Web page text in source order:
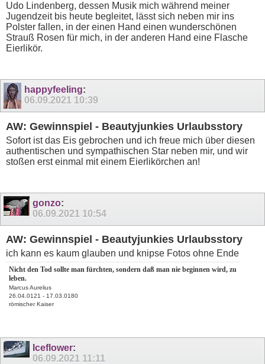
Udo Lindenberg, dessen Musik mich während meiner
Jugendzeit bis heute begleitet, lässt sich neben mir ins
Polster fallen, in der einen Hand einen wunderschönen
Strauß Rosen für mich, in der anderen Hand eine Flasche
Eierlikör.
happyfeeling:
06.09.2021 10:39
AW: Gewinnspiel - Beautyjunkies Urlaubsstory
Sofort ist das Eis gebrochen und ich freue mich über diesen
authentischen und sympathischen Star neben mir, und wir
stoßen erst einmal mit einem Eierlikörchen an!
gonzo:
06.09.2021 10:54
AW: Gewinnspiel - Beautyjunkies Urlaubsstory
ich kann es kaum glauben und knipse Fotos ohne Ende
Nicht den Tod sollte man fürchten, sondern daß man nie beginnen wird, zu
leben.
Marcus Aurelius
26.04.0121 - 17.03.0180
römischer Kaiser
Iceflower:
06.09.2021 11:11